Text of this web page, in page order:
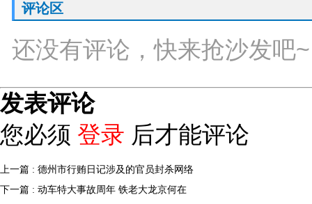
评论区
还没有评论，快来抢沙发吧~
发表评论
您必须 登录 后才能评论
上一篇 : 德州市行贿日记涉及的官员封杀网络
下一篇 : 动车特大事故周年 铁老大龙京何在